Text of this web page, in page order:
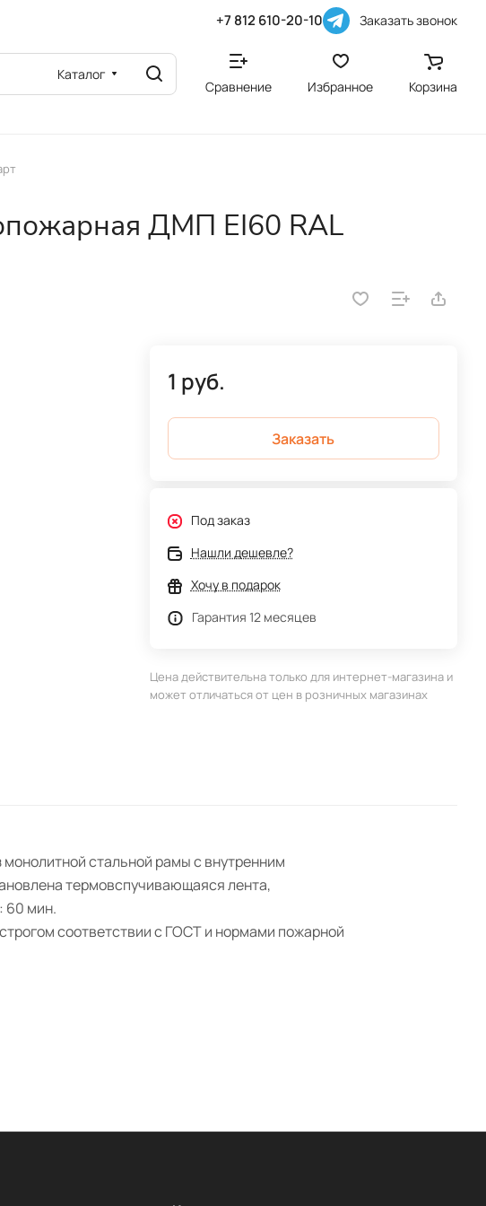
+7 812 610-20-10 Заказать звонок
Каталог
Сравнение Избранное Корзина
ДМП EI60 RAL
1 руб.
Заказать
Под заказ
Нашли дешевле?
Хочу в подарок
Гарантия 12 месяцев
Цена действительна только для интернет-магазина и
может отличаться от цен в розничных магазинах
стальной рамы с внутренним
термовспучивающаяся лента,
60 мин.
соответствии с ГОСТ и нормами пожарной